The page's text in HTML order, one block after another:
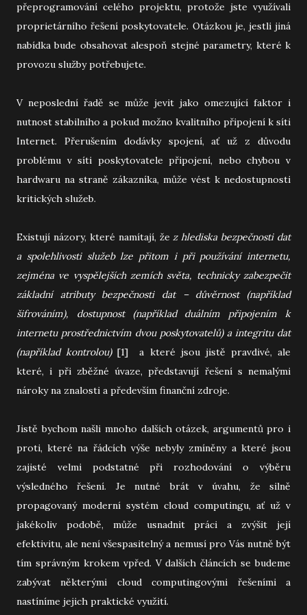
přeprogramování celého projektu, protože jste využívali
proprietárního řešení poskytovatele. Otázkou je, jestli jiná
nabídka bude obsahovat alespoň stejné parametry, které k
provozu služby potřebujete.
V neposlední řadě se může jevit jako omezující faktor i
nutnost stabilního a pokud možno kvalitního připojení k síti
Internet. Přerušením dodávky spojení, ať už z důvodu
problému v síti poskytovatele připojení, nebo chybou v
hardwaru na straně zákazníka, může vést k nedostupnosti
kritických služeb.
Existují názory, které namítají, žez hlediska bezpečnosti dat
a spolehlivosti služeb lze přitom i při používání internetu,
zejména ve vyspělejších zemích světa, technicky zabezpečit
základní atributy bezpečnosti dat – důvěrnost (například
šifrováním), dostupnost (například duálním připojením k
internetu prostřednictvím dvou poskytovatelů) a integritu dat
(například kontrolou)[1] a které jsou jistě pravdivé, ale
které, i při zběžné úvaze, představují řešení s nemalými
nároky na znalosti a především finanční zdroje.
Jistě bychom našli mnoho dalších otázek, argumentů pro i
proti, které na řádcích výše nebyly zmíněny a které jsou
zajisté velmi podstatné při rozhodování o výběru
výsledného řešení. Je nutné brát v úvahu, že silně
propagovaný moderní systém cloud computingu, ať už v
jakékoliv podobě, může usnadnit práci a zvýšit její
efektivitu, ale není všespasitelný a nemusí pro Vás nutně být
tím správným krokem vpřed. V dalších článcích se budeme
zabývat některými cloud computingovými řešeními a
nastíníme jejich praktické využití.